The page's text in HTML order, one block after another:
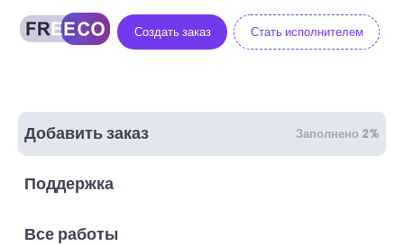
Создать заказ Стать исполнителем
Добавить заказ Заполнено 2%
Поддержка
Все работы